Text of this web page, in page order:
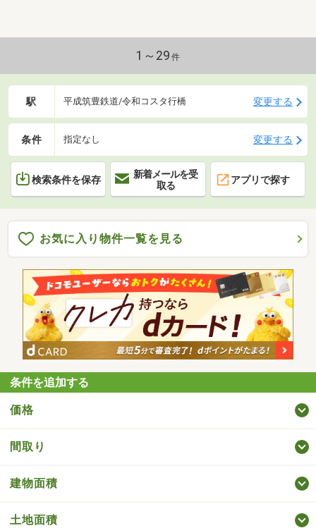
1～29 件
駅 平成筑豊鉄道/令和コスタ行橋 変更する
条件 指定なし 変更する
検索条件を保存
新着メールを受
取る
アプリで探す
お気に入り物件一覧を見る
条件を追加する
価格
間取り
建物面積
土地面積